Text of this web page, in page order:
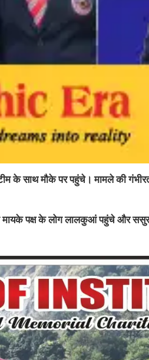
के साथ मौके पर पहुंचे। मामले की
मायके पक्ष के लोग लालकुआं पहुंचे और